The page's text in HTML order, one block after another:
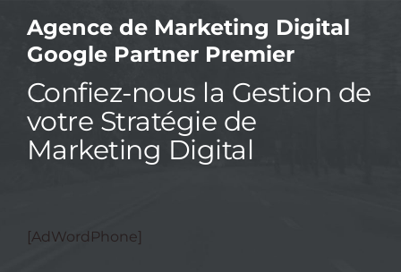
Agence de Marketing Digital
Google Partner Premier
Confiez-nous la Gestion de
votre Stratégie de
Marketing Digital
[AdWordPhone]